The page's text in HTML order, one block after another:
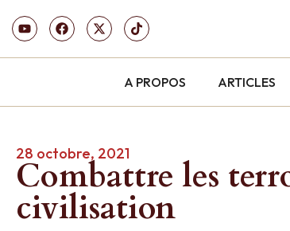
A PROPOS ARTICLES
28 octobre, 2021
Combattre les
civilisation